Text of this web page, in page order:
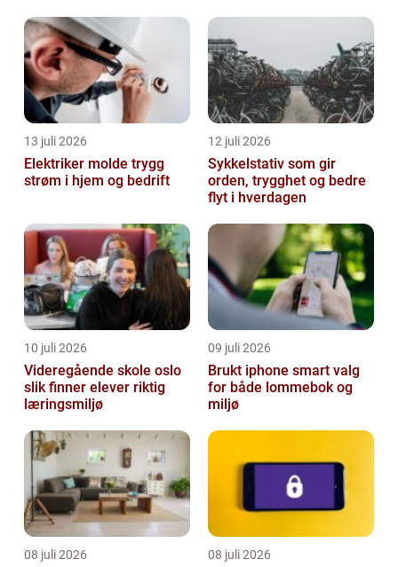
13 juli 2026
Elektriker molde trygg
strøm i hjem og bedrift
12 juli 2026
Sykkelstativ som gir
orden, trygghet og bedre
flyt i hverdagen
10 juli 2026
Videregående skole oslo
slik finner elever riktig
læringsmiljø
09 juli 2026
Brukt iphone smart valg
for både lommebok og
miljø
08 juli 2026 08 juli 2026